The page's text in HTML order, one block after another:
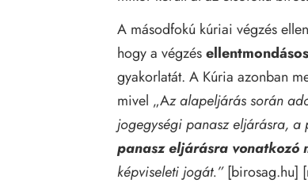
A másodfokú kúriai végzés
hogy a végzés
gyakorlatát. A Kúria azonban
mivel „Az alapeljárás során
jogegységi panasz eljárásra, a
panasz eljárásra vonatkozó
képviseleti jogát.”[birosag.hu]